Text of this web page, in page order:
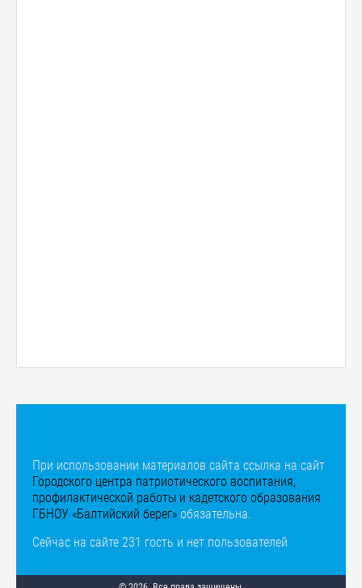
При использовании материалов сайта ссылка на сайт
Городского центра патриотического воспитания,
профилактической работы и кадетского образования
ГБНОУ «Балтийский берег» обязательна.
Сейчас на сайте 231 гость и нет пользователей